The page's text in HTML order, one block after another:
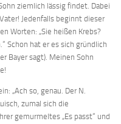
ziemlich lässig findet. Dabei
Jedenfalls beginnt dieser
Worten: „Sie heißen Krebs?
Schon hat er es sich gründlich
Bayer sagt). Meinen Sohn
„Ach so, genau. Der N.
zumal sich die
gemurmeltes „Es passt“ und